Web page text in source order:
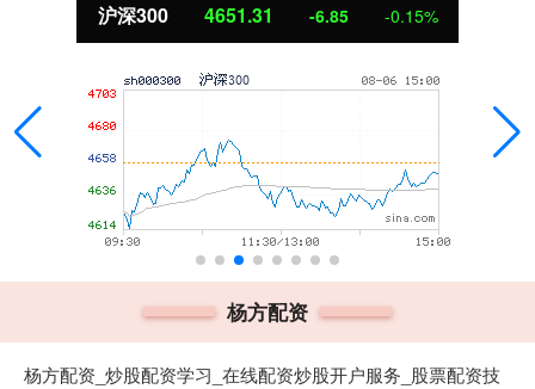
沪深300 4651.31 -6.85 -0.15%
杨方配资
杨方配资_炒股配资学习_在线配资炒股开户服务_股票配资技